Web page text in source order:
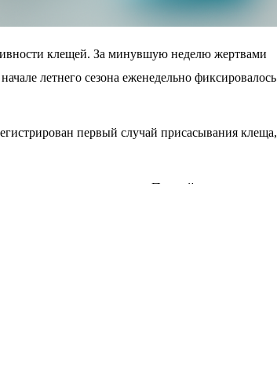
клещей. За минувшую неделю жертвами
летнего сезона еженедельно фиксировалось
первый случай присасывания клеща,
делится на две волны. Первый пик,